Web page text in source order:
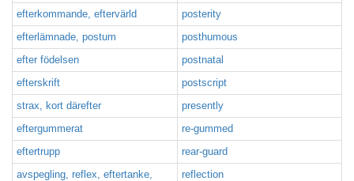
efterkommande, eftervärld
posterity
efterlämnade, postum
posthumous
efter födelsen
postnatal
efterskrift
postscript
strax, kort därefter
presently
eftergummerat
re-gummed
eftertrupp
rear-guard
avspegling, reflex, eftertanke,
reflection